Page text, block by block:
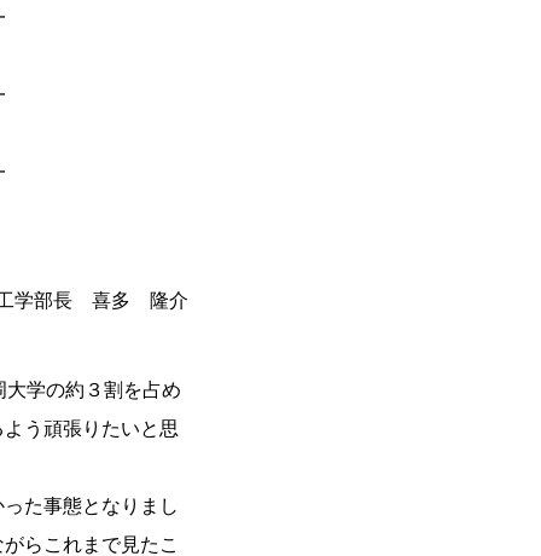
学部長 喜多 隆介
学の約３割を占め
う頑張りたいと思
た事態となりまし
らこれまで見たこ